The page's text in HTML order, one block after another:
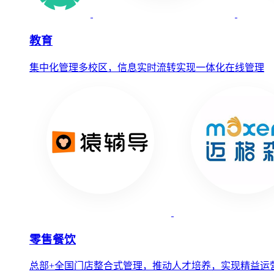
教育
集中化管理多校区，信息实时流转实现一体化在线管理
零售餐饮
总部+全国门店整合式管理，推动人才培养，实现精益运